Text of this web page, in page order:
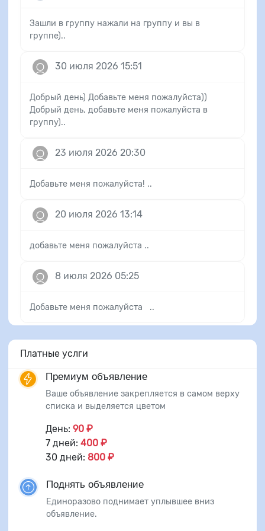
Зашли в группу нажали на группу и вы в
группе)..
30 июля 2026 15:51
Добрый день) Добавьте меня пожалуйста))
Добрый день, добавьте меня пожалуйста в
группу)..
23 июля 2026 20:30
Добавьте меня пожалуйста! ..
20 июля 2026 13:14
добавьте меня пожалуйста ..
8 июля 2026 05:25
Добавьте меня пожалуйста ..
Платные услги
Премиум объявление
Ваше объявление закрепляется в самом верху
списка и выделяется цветом
День: 90 ₽
7 дней: 400 ₽
30 дней: 800 ₽
Поднять объявление
Единоразово поднимает уплывшее вниз
объявление.